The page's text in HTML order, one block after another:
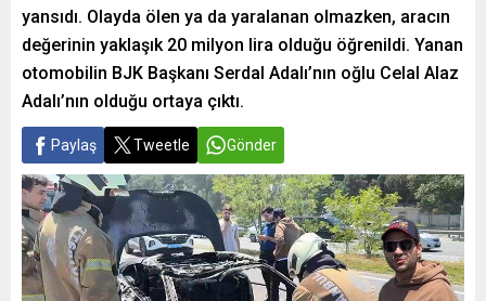
yansıdı. Olayda ölen ya da yaralanan olmazken, aracın
değerinin yaklaşık 20 milyon lira olduğu öğrenildi. Yanan
otomobilin BJK Başkanı Serdal Adalı’nın oğlu Celal Alaz
Adalı’nın olduğu ortaya çıktı.
Paylaş Tweetle Gönder